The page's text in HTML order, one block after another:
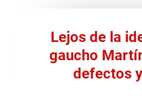
Lejos de la
gaucho
defectos